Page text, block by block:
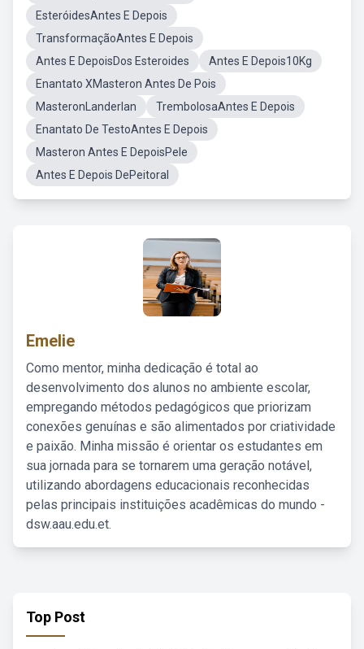
EsteróidesAntes E Depois
TransformaçãoAntes E Depois
Antes E DepoisDos Esteroides
Antes E Depois10Kg
Enantato XMasteron Antes De Pois
MasteronLanderlan
TrembolosaAntes E Depois
Enantato De TestoAntes E Depois
Masteron Antes E DepoisPele
Antes E Depois DePeitoral
Emelie
Como mentor, minha dedicação é total ao
desenvolvimento dos alunos no ambiente escolar,
empregando métodos pedagógicos que priorizam
conexões genuínas e são alimentados por criatividade
e paixão. Minha missão é orientar os estudantes em
sua jornada para se tornarem uma geração notável,
utilizando abordagens educacionais reconhecidas
pelas principais instituições acadêmicas do mundo -
dsw.aau.edu.et.
Top Post